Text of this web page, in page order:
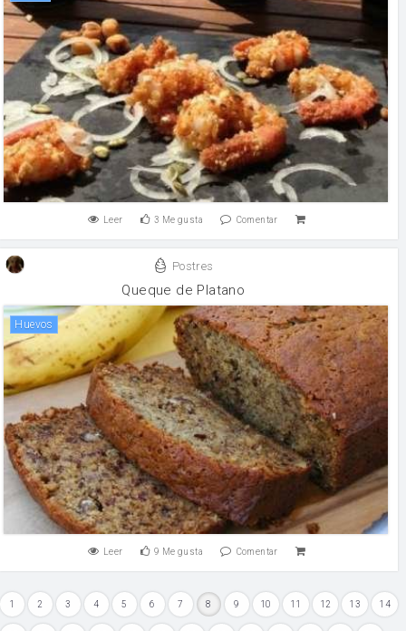
Leer 3 Me gusta Comentar
Postres
Queque de Platano
huevos
Leer 9 Me gusta Comentar
1 2 3 4 5 6 7 8 9 10 11 12 13 14